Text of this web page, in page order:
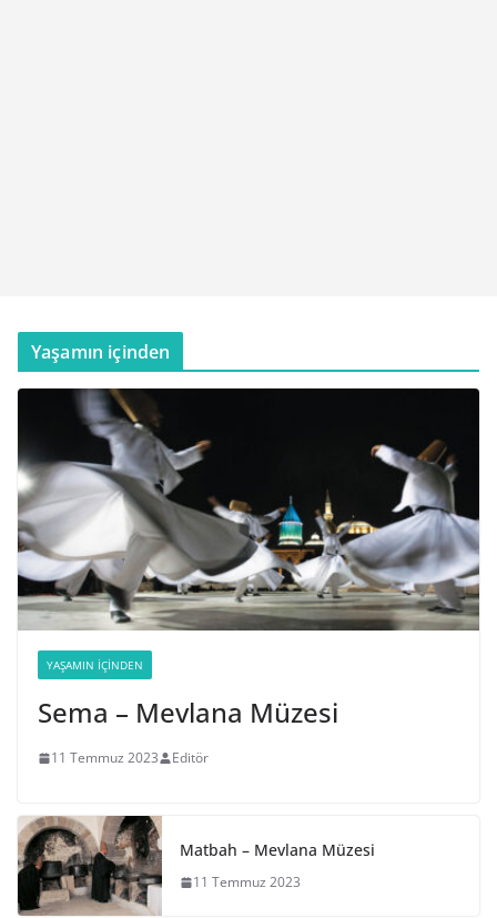
Yaşamın içinden
YAŞAMIN İÇINDEN
Sema – Mevlana Müzesi
11 Temmuz 2023 Editör
Matbah – Mevlana Müzesi
11 Temmuz 2023